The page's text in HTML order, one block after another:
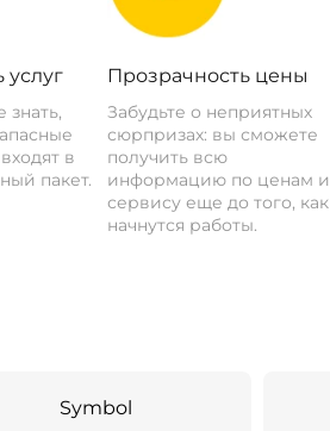
услуг
знать,
в
пакет.
Прозрачность цены
Забудьте о неприятных
сюрпризах: вы сможете
получить всю
информацию по ценам и
сервису еще до того, как
начнутся работы.
Symbol